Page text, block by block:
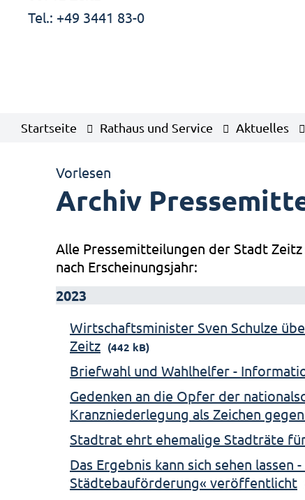
Tel.: +49 3441 83-0
Startseite Rathaus und Service Aktuelles
Vorlesen
Archiv
Alle Pressemitteilungen der Stadt
nach Erscheinungsjahr:
2023
Wirtschaftsminister Sven Schulze
Zeitz (442 kB)
Briefwahl und Wahlhelfer -
Gedenken an die Opfer der
Kranzniederlegung als Zeichen
Stadtrat ehrt ehemalige Stadträte
Das Ergebnis kann sich sehen
Städtebauförderung« veröffentlicht